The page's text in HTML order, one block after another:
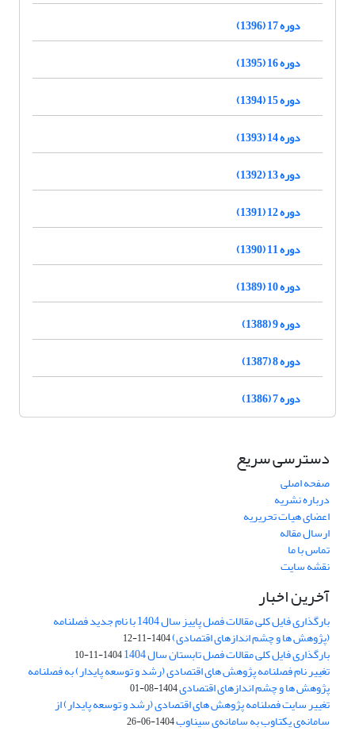
دوره 17 (1396)
دوره 16 (1395)
دوره 15 (1394)
دوره 14 (1393)
دوره 13 (1392)
دوره 12 (1391)
دوره 11 (1390)
دوره 10 (1389)
دوره 9 (1388)
دوره 8 (1387)
دوره 7 (1386)
دسترسی سریع
صفحه اصلی
درباره نشریه
اعضای هیات تحریریه
ارسال مقاله
تماس با ما
نقشه سایت
آخرین اخبار
بارگذاری فایل کلی مقالات فصل پاییز سال 1404 با نام جدید فصلنامه
(پژوهش ها و چشم اندازهای اقتصادی)1404-11-12
بارگذاری فایل کلی مقالات فصل تابستان سال 1404 1404-11-10
تغییر نام فصلنامه پژوهش های اقتصادی (رشد و توسعه پایدار) به فصلنامه
پژوهش ها و چشم اندازهای اقتصادی1404-08-01
تغییر سایت فصلنامه پژوهش های اقتصادی (رشد و توسعه پایدار) از
سامانه‌ی یکتاوب به سامانه‌ی سیناوب1404-06-26